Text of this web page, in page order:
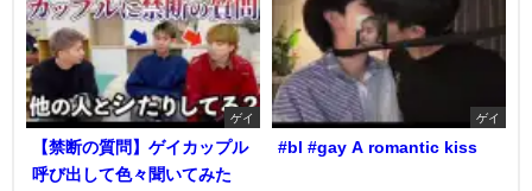
ゲイ
【禁断の質問】ゲイカップル
呼び出して色々聞いてみた
ゲイ
#bl #gay A romantic kiss